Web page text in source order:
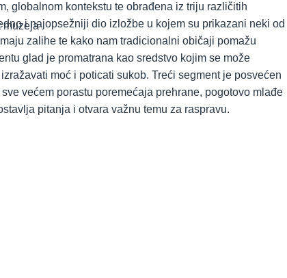
muzeja
globalnom kontekstu te obrađena iz triju različitih
i najopsežniji dio izložbe u kojem su prikazani neki od
zalihe te kako nam tradicionalni običaji pomažu
glad je promatrana kao sredstvo kojim se može
moć i poticati sukob. Treći segment je posvećen
većem porastu poremećaja prehrane, pogotovo mlađe
pitanja i otvara važnu temu za raspravu.